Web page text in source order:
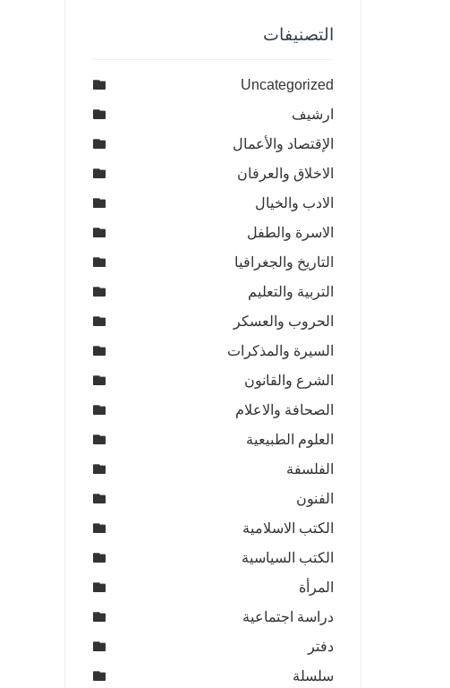
التصنيفات
Uncategorized
ارشيف
الإقتصاد والأعمال
الاخلاق والعرفان
الادب والخيال
الاسرة والطفل
التاريخ والجغرافيا
التربية والتعليم
الحروب والعسكر
السيرة والمذكرات
الشرع والقانون
الصحافة والاعلام
العلوم الطبيعية
الفلسفة
الفنون
الكتب الاسلامية
الكتب السياسية
المرأة
دراسة اجتماعية
دفتر
سلسلة